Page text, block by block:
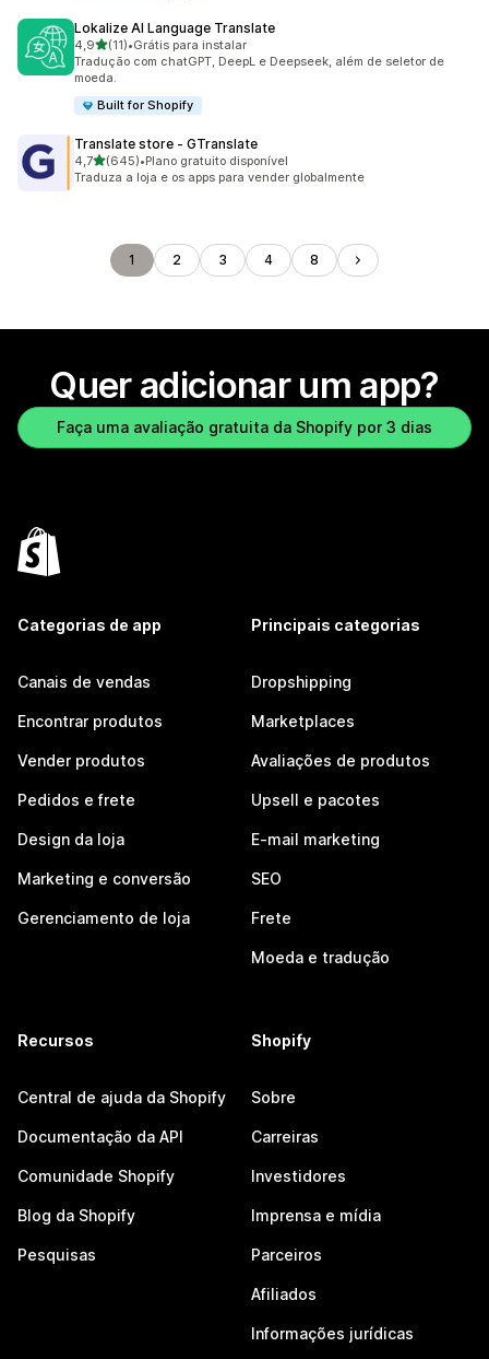
Lokalize AI Language Translate
4,9de 5 estrelas
(11)
11 avaliações ao todo
•Grátis para instalar
Tradução com chatGPT, DeepL e Deepseek, além de seletor de
moeda.
Built for Shopify
Translate store ‑ GTranslate
4,7de 5 estrelas
(645)
645 avaliações ao todo
•Plano gratuito disponível
Traduza a loja e os apps para vender globalmente
1 2 3 4 8
Quer adicionar um app?
Faça uma avaliação gratuita da Shopify por 3 dias
Categorias de app
Canais de vendas
Encontrar produtos
Vender produtos
Pedidos e frete
Design da loja
Marketing e conversão
Gerenciamento de loja
Principais categorias
Dropshipping
Marketplaces
Avaliações de produtos
Upsell e pacotes
E-mail marketing
SEO
Frete
Moeda e tradução
Recursos
Central de ajuda da Shopify
Documentação da API
Comunidade Shopify
Blog da Shopify
Pesquisas
Shopify
Sobre
Carreiras
Investidores
Imprensa e mídia
Parceiros
Afiliados
Informações jurídicas